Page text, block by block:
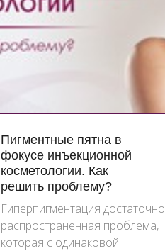
Пигментные пятна в
фокусе инъекционной
косметологии. Как
решить проблему?
Гиперпигментация достаточно
распространенная проблема,
которая с одинаковой